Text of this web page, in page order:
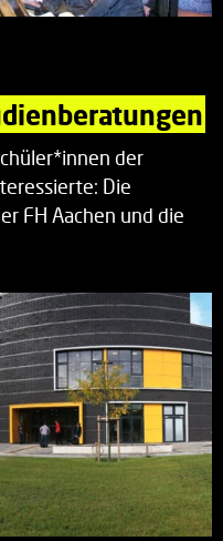
der
Die
FH Aachen und die